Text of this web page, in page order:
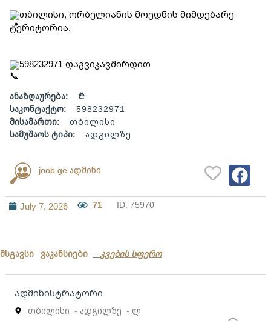
თბილისი, ორბელიანის მოედნის მიმდებარე
ტერიტორია.
598232971 დაგვიკავშირდით
ანაზღაურება:
₾
საკონტაქტო:
598232971
მისამართი:
თბილისი
სამუშაოს ტიპი:
ადგილზე
joob.ge ადმინი
July 7, 2026 71 ID: 75970
მსგავსი ვაკანსიები კვების სფერო
ადმინისტრატორი
თბილისი - ადგილზე - ლ